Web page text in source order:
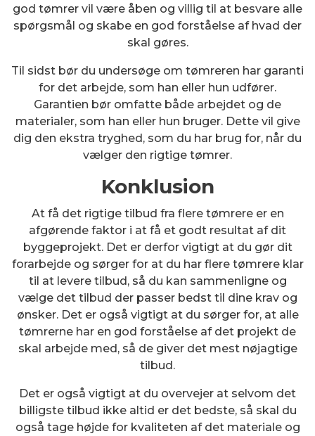
god tømrer vil være åben og villig til at besvare alle
spørgsmål og skabe en god forståelse af hvad der
skal gøres.
Til sidst bør du undersøge om tømreren har garanti
for det arbejde, som han eller hun udfører.
Garantien bør omfatte både arbejdet og de
materialer, som han eller hun bruger. Dette vil give
dig den ekstra tryghed, som du har brug for, når du
vælger den rigtige tømrer.
Konklusion
At få det rigtige tilbud fra flere tømrere er en
afgørende faktor i at få et godt resultat af dit
byggeprojekt. Det er derfor vigtigt at du gør dit
forarbejde og sørger for at du har flere tømrere klar
til at levere tilbud, så du kan sammenligne og
vælge det tilbud der passer bedst til dine krav og
ønsker. Det er også vigtigt at du sørger for, at alle
tømrerne har en god forståelse af det projekt de
skal arbejde med, så de giver det mest nøjagtige
tilbud.
Det er også vigtigt at du overvejer at selvom det
billigste tilbud ikke altid er det bedste, så skal du
også tage højde for kvaliteten af det materiale og